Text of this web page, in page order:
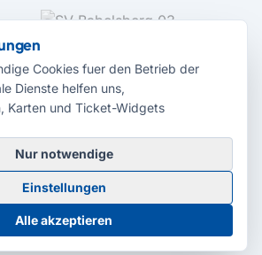
Webseite entwickelt durch dieMedienagentur
Babelsberg
AGBDatenschutzImpressum
Cookie-Einstellungen
Cookies fuer den Betrieb der
Dienste helfen uns,
Karten und Ticket-Widgets
Nur notwendige
Einstellungen
Alle akzeptieren